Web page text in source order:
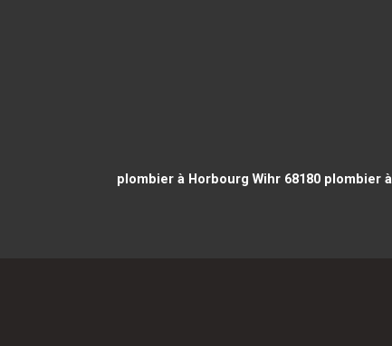
plombier à Horbourg Wihr 68180plombier à